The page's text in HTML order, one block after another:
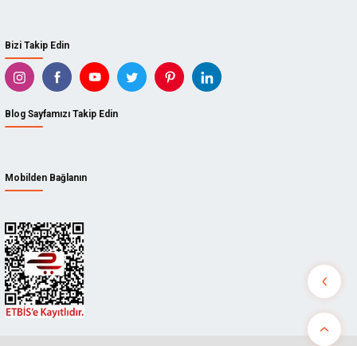
Bizi Takip Edin
Blog Sayfamızı Takip Edin
Mobilden Bağlanın